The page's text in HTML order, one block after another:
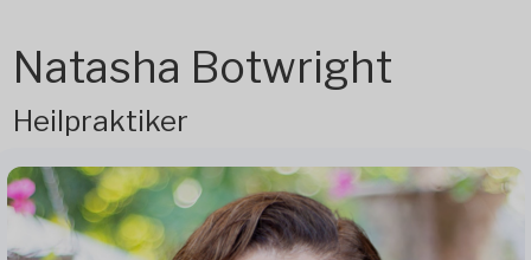
Natasha Botwright
Heilpraktiker